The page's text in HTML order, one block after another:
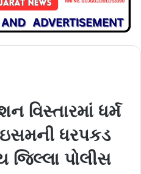
વિસ્તારમાં ધર્મ
ઇસમની ધરપકડ
જિલ્લા પોલીસ